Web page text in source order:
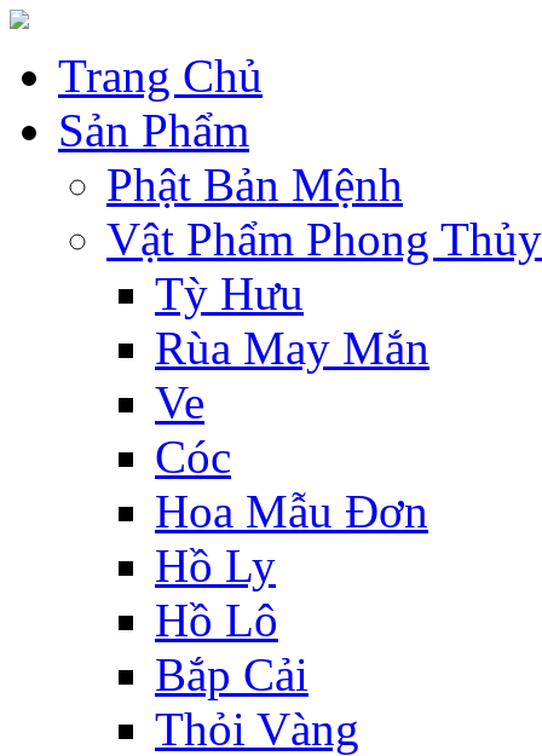
Trang Chủ
Sản Phẩm
Phật Bản Mệnh
Vật Phẩm Phong Thủy
Tỳ Hưu
Rùa May Mắn
Ve
Cóc
Hoa Mẫu Đơn
Hồ Ly
Hồ Lô
Bắp Cải
Thỏi Vàng